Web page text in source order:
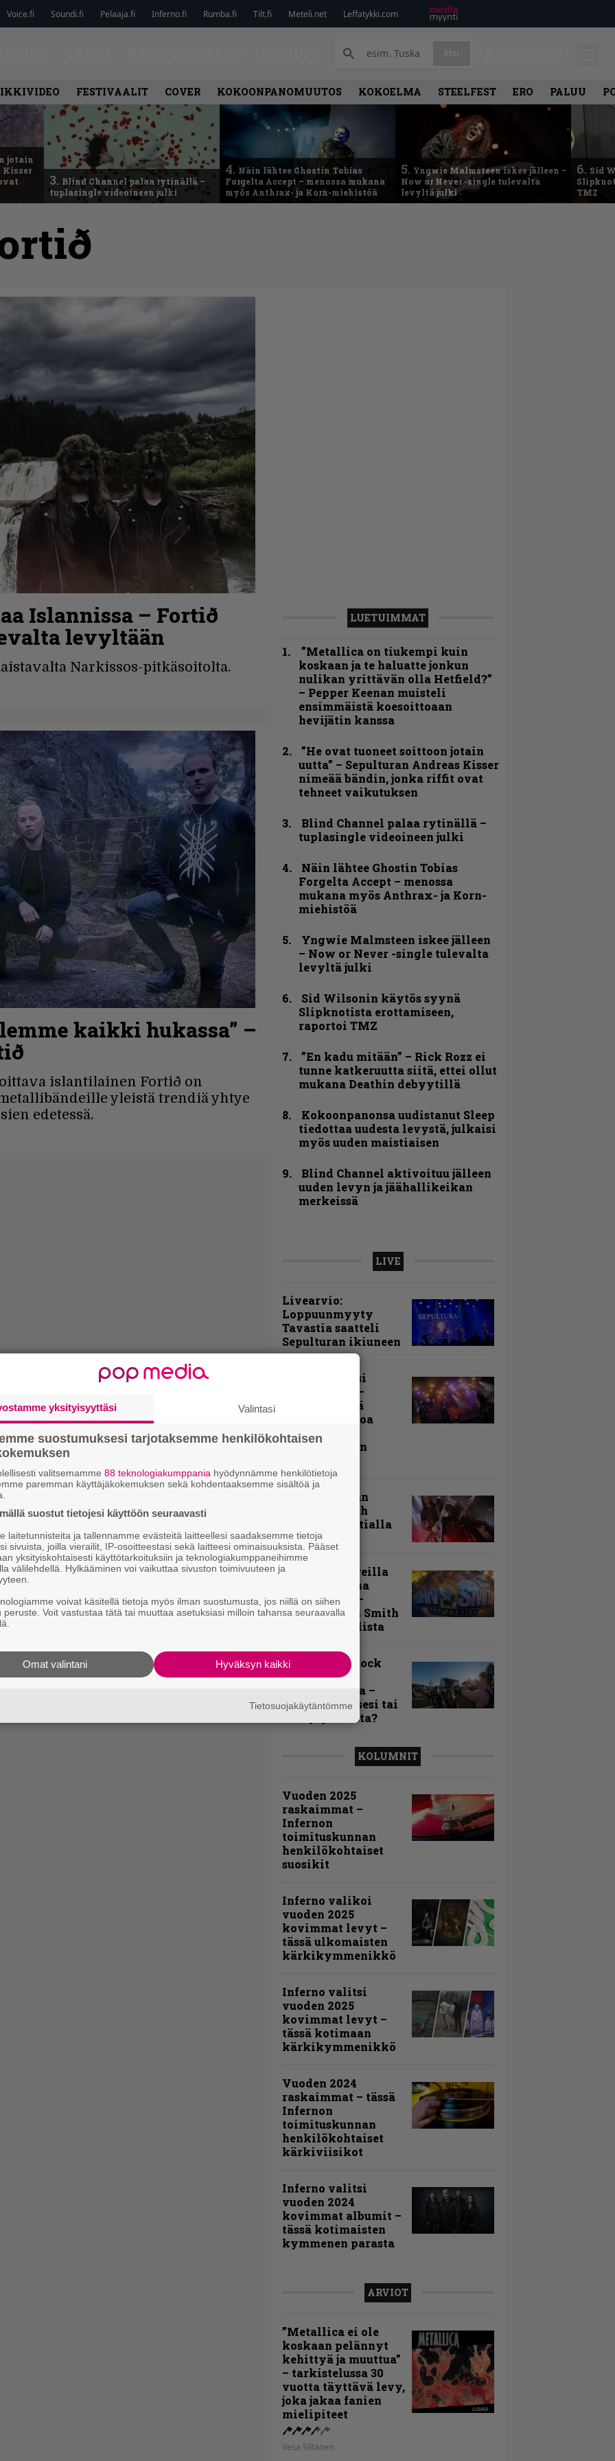
Voice.fi Soundi.fi Pelaaja.fi Inferno.fi Rumba.fi Tilt.fi Meteli.net Leffatykki.com
FESTIVAALIT COVER KOKOONPANOMUUTOS KOKOELMA STEELFEST ERO PALUU
jotain
Kisser
3. Blind Channel palaa rytinällä –
tuplasingle videoineen julki
4. Näin lähtee Ghostin Tobias
Forgelta Accept – menossa mukana
myös Anthrax- ja Korn-miehistöä
5. Yngwie Malmsteen iskee jälleen –
Now or Never -single tulevalta
levyltä julki
6. Sid
TMZ
Islannissa – Fortið
levyltään
Narkissos-pitkäsoitolta.
kaikki hukassa” –
islantilainen Fortið on
yleistä trendiä yhtye
edetessä.
Pagan Prophecies
LUETUIMMAT
”Metallica on tiukempi kuin
koskaan ja te haluatte jonkun
nulikan yrittävän olla Hetfield?”
– Pepper Keenan muisteli
ensimmäistä koesoittoaan
hevijätin kanssa
”He ovat tuoneet soittoon jotain
uutta” – Sepulturan Andreas Kisser
nimeää bändin, jonka riffit ovat
tehneet vaikutuksen
Blind Channel palaa rytinällä –
tuplasingle videoineen julki
Näin lähtee Ghostin Tobias
Forgelta Accept – menossa
mukana myös Anthrax- ja Korn-
miehistöä
Yngwie Malmsteen iskee jälleen
– Now or Never -single tulevalta
levyltä julki
Sid Wilsonin käytös syynä
Slipknotista erottamiseen,
raportoi TMZ
”En kadu mitään” – Rick Rozz ei
tunne katkeruutta siitä, ettei ollut
mukana Deathin debyytillä
Kokoonpanonsa uudistanut Sleep
tiedottaa uudesta levystä, julkaisi
myös uuden maistiaisen
Blind Channel aktivoituu jälleen
uuden levyn ja jäähallikeikan
merkeissä
LIVE
Livearvio:
Loppuunmyyty
Tavastia saatteli
Sepulturan ikiuneen
Rokki Raikasi
Tampereella –
Infernon neljä
väkevää nostoa
festarin
kakkospäivän
Paluu vanhaan
liittoon – Arch
Enemy Tavastialla
”Näillä festareilla
kaikki on aina
kohdallaan” –
raportti John Smith
Rock Festivalista
John Smith Rock
Festivalin
yleisögalleria –
bongaatko itsesi tai
tuttuja joukosta?
KOLUMNIT
Vuoden 2025
raskaimmat –
Infernon
toimituskunnan
henkilökohtaiset
suosikit
Inferno valikoi
vuoden 2025
kovimmat levyt –
tässä ulkomaisten
kärkikymmenikkö
Inferno valitsi
vuoden 2025
kovimmat levyt –
tässä kotimaan
kärkikymmenikkö
Vuoden 2024
raskaimmat – tässä
Infernon
toimituskunnan
henkilökohtaiset
kärkiviisikot
Inferno valitsi
vuoden 2024
kovimmat albumit –
tässä kotimaisten
kymmenen parasta
ARVIOT
”Metallica ei ole
koskaan pelännyt
kehittyä ja muuttua”
– tarkistelussa 30
vuotta täyttävä levy,
joka jakaa fanien
mielipiteet
Vesa Siltanen
yksityisyyttäsi Valintasi
suostumuksesi tarjotaksemme henkilökohtaisen
valitsemamme 88 teknologiakumppania hyödynnämme henkilötietoja
paremman käyttäjäkokemuksen sekä kohdentaaksemme sisältöä ja
suostut tietojesi käyttöön seuraavasti
laitetunnisteita ja tallennamme evästeitä laitteellesi saadaksemme tietoja
sivuista, joilla vierailit, IP-osoitteestasi sekä laitteesi ominaisuuksista. Pääset
yksityiskohtaisesti käyttötarkoituksiin ja teknologiakumppaneihimme
välilehdellä. Hylkääminen voi vaikuttaa sivuston toimivuuteen ja
voivat käsitellä tietoja myös ilman suostumusta, jos niillä on siihen
peruste. Voit vastustaa tätä tai muuttaa asetuksiasi milloin tahansa seuraavalla
Hyväksyn kaikki
Omat valintani
Tietosuojakäytäntömme